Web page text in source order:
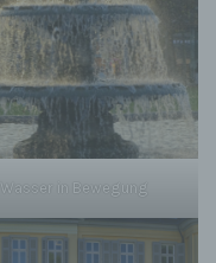
Wasser in Bewegung